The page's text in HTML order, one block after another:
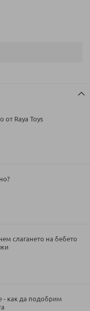
от Raya Toys
слагането на бебето
- как да подобрим